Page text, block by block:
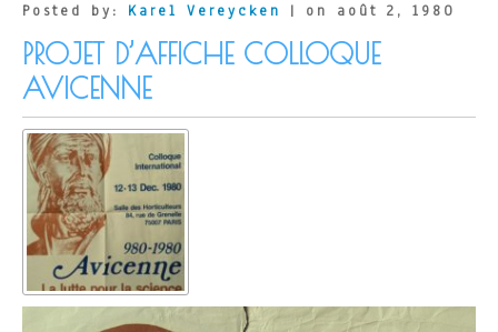
Posted by: Karel Vereycken | on août 2, 1980
PROJET D’AFFICHE COLLOQUE
AVICENNE